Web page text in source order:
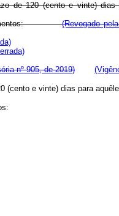
de 120 (cento e vinte)
documentos:(Revogado
nº 905, de 2019)
(cento e vinte) dias para